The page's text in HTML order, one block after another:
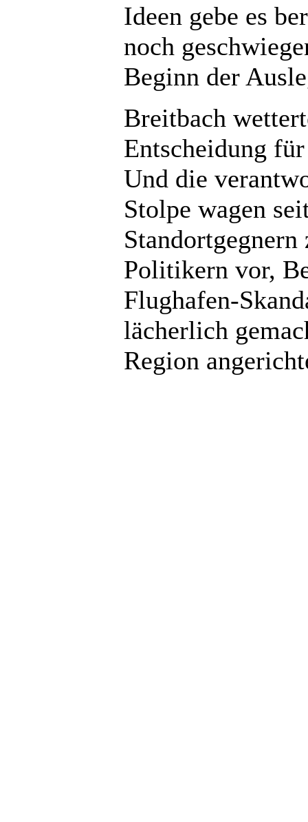
Ideen gebe es
noch
Beginn der
Breitbach
Entscheidung
Und die
Stolpe wagen
Politikern vor,
Flughafen-
lächerlich
Region